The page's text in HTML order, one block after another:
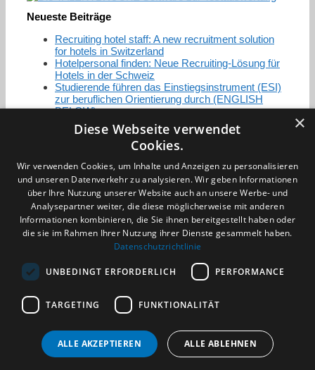
Neueste Beiträge
Recruiting hotel staff: A new recruitment solution
for hotels in Switzerland
Hotelpersonal finden: Neue Recruiting-Lösung für
Hotels in der Schweiz
Studierende führen das Einstiegsinstrument (ESI)
zur beruflichen Orientierung durch (ENGLISH
BELOW)
Zertifizierung / Mitgliedschaften
Datenschutzerklärung
Benachrichtigungsservice
Kontakt und Anfahrt
×
Diese Webseite verwendet
Cookies.
Wir verwenden Cookies, um Inhalte und Anzeigen zu personalisieren
und unseren Datenverkehr zu analysieren. Wir geben Informationen
über Ihre Nutzung unserer Website auch an unsere Werbe- und
Analysepartner weiter, die diese möglicherweise mit anderen
Informationen kombinieren, die Sie ihnen bereitgestellt haben oder
die sie im Rahmen Ihrer Nutzung ihrer Dienste gesammelt haben.
Datenschutzrichtlinie
UNBEDINGT ERFORDERLICH PERFORMANCE
TARGETING FUNKTIONALITÄT
ALLE AKZEPTIEREN ALLE ABLEHNEN